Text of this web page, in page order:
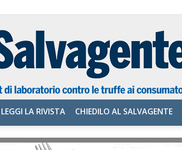
LEGGI LA RIVISTA CHIEDILO AL SALVAGENTE